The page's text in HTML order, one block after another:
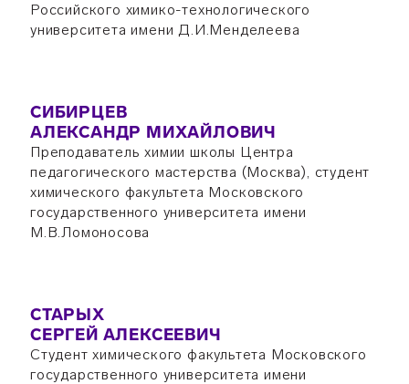
Российского химико-технологического
университета имени Д.И.Менделеева
СИБИРЦЕВ
АЛЕКСАНДР МИХАЙЛОВИЧ
Преподаватель химии школы Центра
педагогического мастерства (Москва), студент
химического факультета Московского
государственного университета имени
М.В.Ломоносова
СТАРЫХ
СЕРГЕЙ АЛЕКСЕЕВИЧ
Студент химического факультета Московского
государственного университета имени